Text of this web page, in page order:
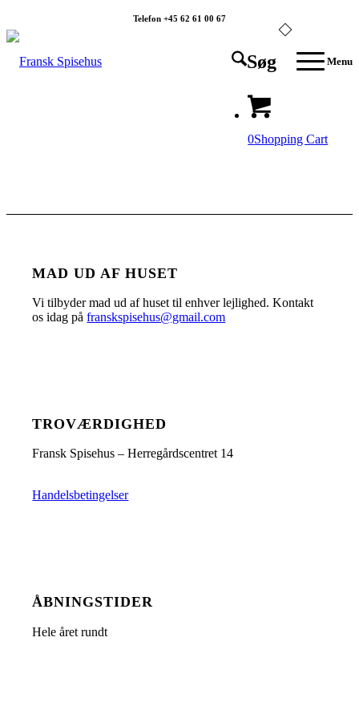
Telefon +45 62 61 00 67
Søg Menu
0Shopping Cart
MAD UD AF HUSET
Vi tilbyder mad ud af huset til enhver lejlighed. Kontakt
os idag påfranskspisehus@gmail.com
TROVÆRDIGHED
Fransk Spisehus – Herregårdscentret 14
Handelsbetingelser
ÅBNINGSTIDER
Hele året rundt